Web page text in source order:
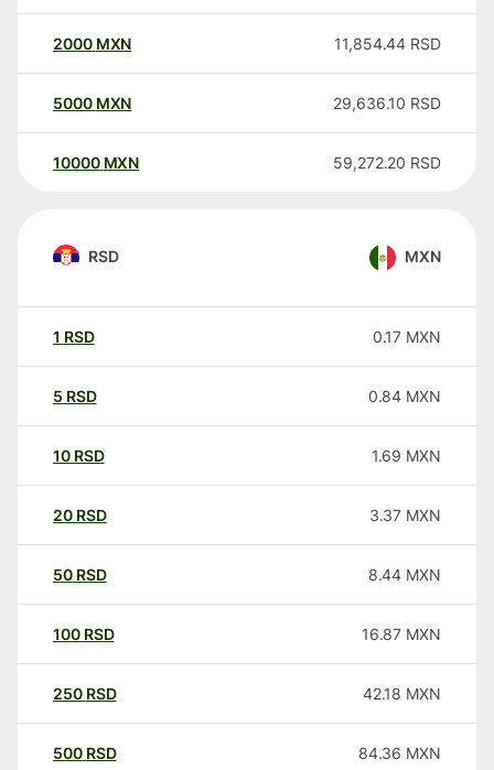
2000 MXN 11,854.44 RSD
5000 MXN 29,636.10 RSD
10000 MXN 59,272.20 RSD
RSD MXN
1 RSD 0.17 MXN
5 RSD 0.84 MXN
10 RSD 1.69 MXN
20 RSD 3.37 MXN
50 RSD 8.44 MXN
100 RSD 16.87 MXN
250 RSD 42.18 MXN
500 RSD 84.36 MXN